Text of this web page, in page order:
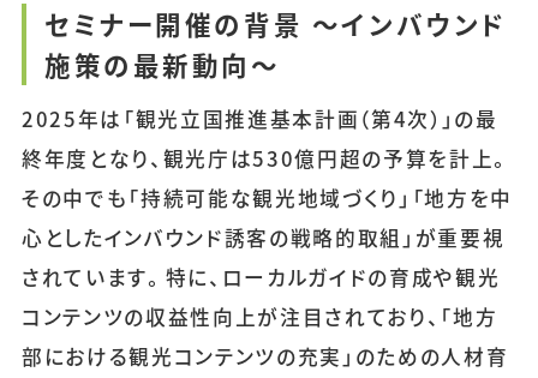
セミナー開催の背景 〜インバウンド
施策の最新動向〜
2025年は「観光立国推進基本計画（第4次）」の最
終年度となり、観光庁は530億円超の予算を計上。
その中でも「持続可能な観光地域づくり」「地方を中
心としたインバウンド誘客の戦略的取組」が重要視
されています。特に、ローカルガイドの育成や観光
コンテンツの収益性向上が注目されており、「地方
部における観光コンテンツの充実」のための人材育